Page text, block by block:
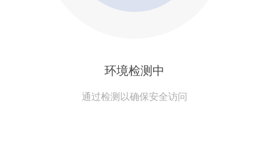
环境检测中
通过检测以确保安全访问